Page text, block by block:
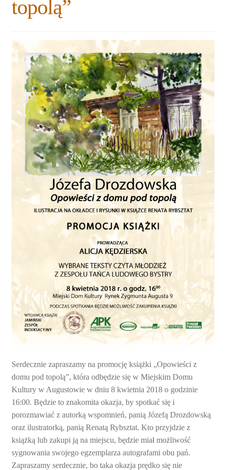
topolą”
Serdecznie zapraszamy na promocję książki „Opowieści z
domu pod topolą”, która odbędzie się w Miejskim Domu
Kultury w Augustowie w dniu 8 kwietnia 2018 o godzinie
16:00. Będzie to znakomita okazja, by spotkać się i
porozmawiać z autorką wspomnień, panią Józefą Drozdowską
oraz ilustratorką, panią Renatą Rybsztat. Kto przyjdzie z
książką lub zakupi ją na miejscu, będzie miał możliwość
sygnowania swojego egzemplarza autografami obu pań.
Zapraszamy serdecznie, bo taka okazja prędko się nie